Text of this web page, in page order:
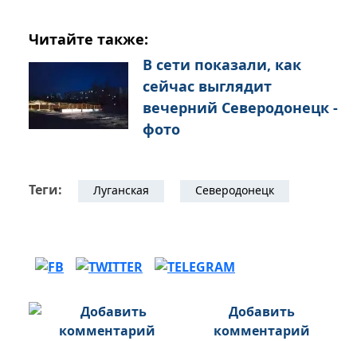
Читайте также:
В сети показали, как
сейчас выглядит
вечерний Северодонецк -
фото
Теги: Луганская Северодонецк
Добавить
комментарий